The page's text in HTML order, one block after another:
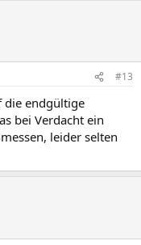
#13
die endgültige
bei Verdacht ein
leider selten